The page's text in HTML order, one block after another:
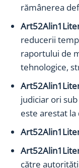
rămânerea
reducerii
raportului de
tehnologice,
judiciar ori
este arestat la
către